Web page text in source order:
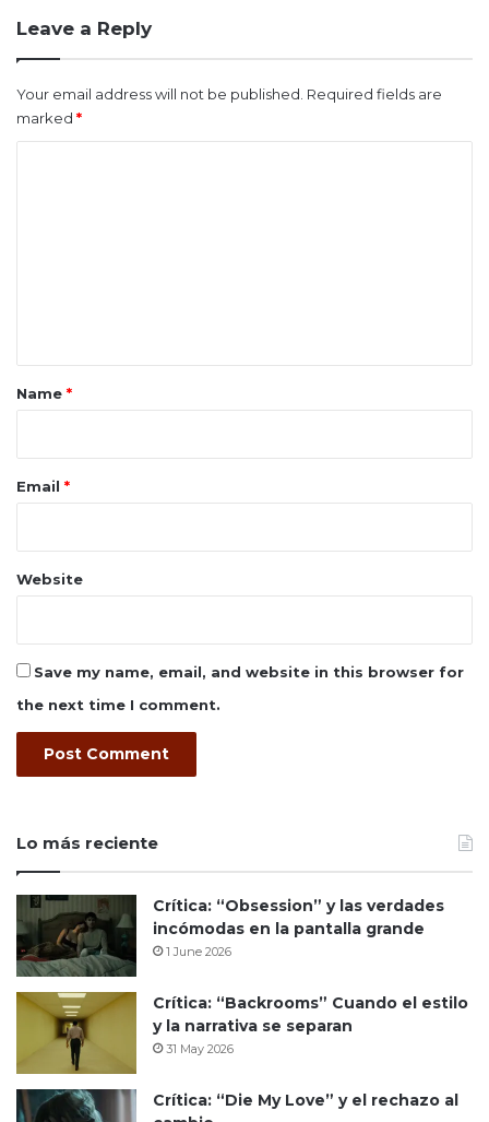
Leave a Reply
Your email address will not be published. Required fields are
marked *
*Name *
Email *
Website
Save my name, email, and website in this browser for
the next time I comment.
Lo más reciente
Crítica: “Obsession” y las verdades
incómodas en la pantalla grande
1 June 2026
Crítica: “Backrooms” Cuando el estilo
y la narrativa se separan
31 May 2026
Crítica: “Die My Love” y el rechazo al